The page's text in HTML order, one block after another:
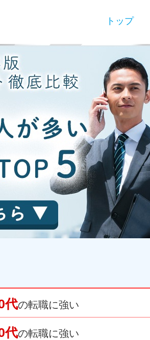
トップ
代の転職に強い
代の転職に強い